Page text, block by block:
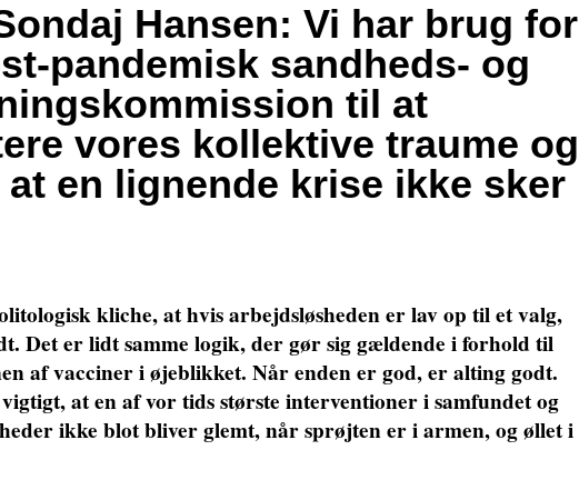
Hansen: Vi har brug for
pandemisk sandheds- og
til at
vores kollektive traume og
en lignende krise ikke sker
kliche, at hvis arbejdsløsheden er lav op til et valg,
Det er lidt samme logik, der gør sig gældende i forhold til
af vacciner i øjeblikket. Når enden er god, er alting godt.
at en af vor tids største interventioner i samfundet og
ikke blot bliver glemt, når sprøjten er i armen, og øllet i